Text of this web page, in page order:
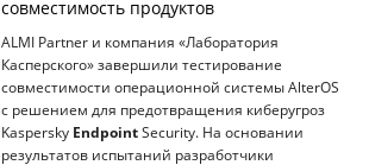
совместимость продуктов
ALMI Partner и компания «Лаборатория
Касперского» завершили тестирование
совместимости операционной системы AlterOS
с решением для предотвращения киберугроз
Kaspersky Endpoint Security. На основании
результатов испытаний разработчики